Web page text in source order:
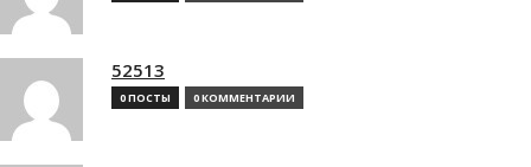
52513
0 ПОСТЫ 0 КОММЕНТАРИИ